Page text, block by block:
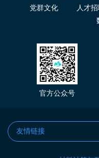
党群文化
人才
官方公众号